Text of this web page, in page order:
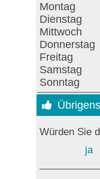
Montag
Dienstag
Mittwoch
Donnerstag
Freitag
Samstag
Sonntag
Würden Sie
ja